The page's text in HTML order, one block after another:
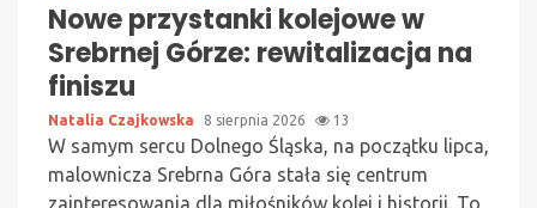
Nowe przystanki kolejowe w
Srebrnej Górze: rewitalizacja na
finiszu
Natalia Czajkowska 8 sierpnia 2026 13
W samym sercu Dolnego Śląska, na początku lipca,
malownicza Srebrna Góra stała się centrum
zainteresowania dla miłośników kolei i historii. To